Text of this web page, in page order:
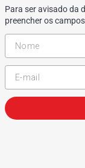
Para ser avisado da
preencher os